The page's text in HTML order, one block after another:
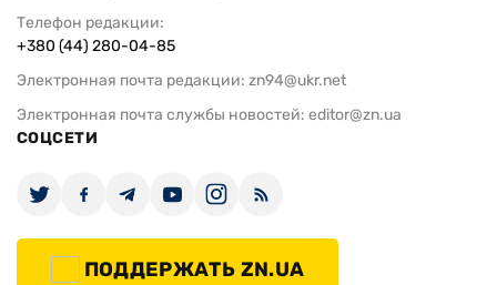
Телефон редакции:
+380 (44) 280-04-85
Электронная почта редакции: zn94@ukr.net
Электронная почта службы новостей: editor@zn.ua
СОЦСЕТИ
ПОДДЕРЖАТЬ ZN.UA